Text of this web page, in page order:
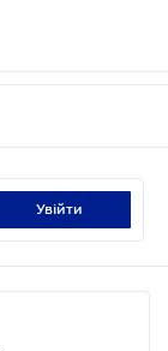
увійти